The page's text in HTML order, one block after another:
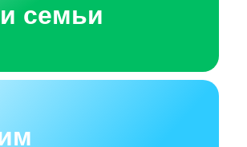
семьи